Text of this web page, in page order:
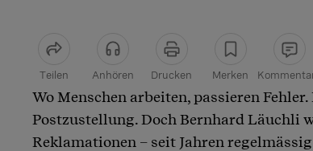
Teilen Anhören Drucken Merken
Artikel teilen
Wo Menschen arbeiten, passieren
Postzustellung. Doch Bernhard Läuchli
Reklamationen – seit Jahren